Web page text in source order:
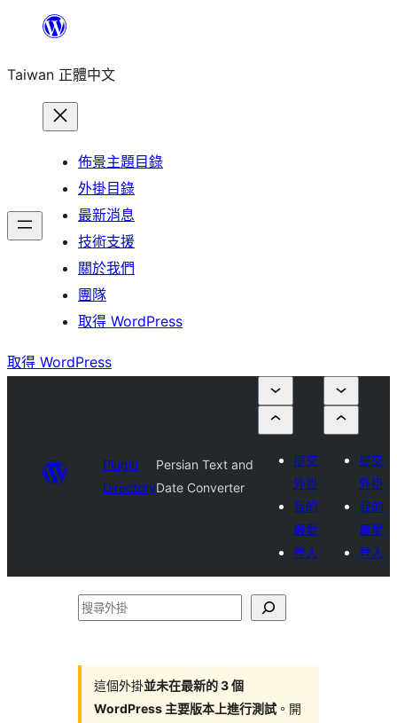
主
Taiwan 正體中文
佈景主題目錄
外掛目錄
最新消息
技術支援
關於我們
團隊
取得 WordPress
取得 WordPress
Plugin
Directory
Persian Text and
Date Converter
提交
外掛
我的
最愛
登入
提交
外掛
我的
最愛
登入
搜
這個外掛並未在最新的 3 個
WordPress 主要版本上進行測試 。開